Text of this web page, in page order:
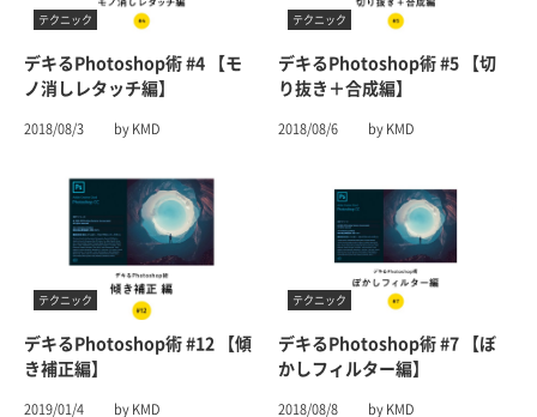
テクニック
デキるPhotoshop術 #4 【モ
ノ消しレタッチ編】
2018/08/3 by KMD
テクニック
デキるPhotoshop術 #5 【切
り抜き＋合成編】
2018/08/6 by KMD
テクニック
デキるPhotoshop術 #12 【傾
き補正編】
2019/01/4 by KMD
テクニック
デキるPhotoshop術 #7 【ぼ
かしフィルター編】
2018/08/8 by KMD